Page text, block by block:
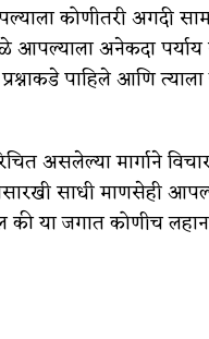
कोणीतरी अगदी
अनेकदा पर्याय
पाहिले आणि
असलेल्या मार्गाने
साधी माणसेही
या जगात कोणीच लहान